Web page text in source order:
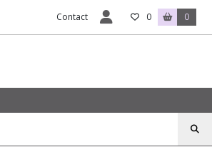
Contact 0 0